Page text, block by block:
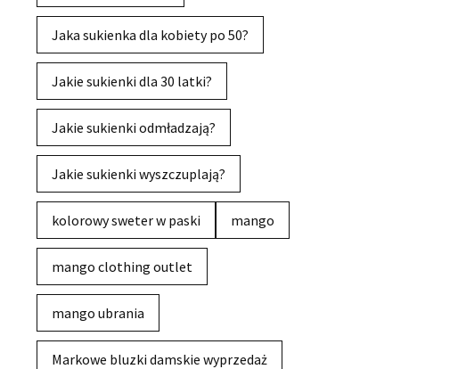
Jaka sukienka dla kobiety po 50?
Jakie sukienki dla 30 latki?
Jakie sukienki odmładzają?
Jakie sukienki wyszczuplają?
kolorowy sweter w paski mango
mango clothing outlet
mango ubrania
Markowe bluzki damskie wyprzedaż